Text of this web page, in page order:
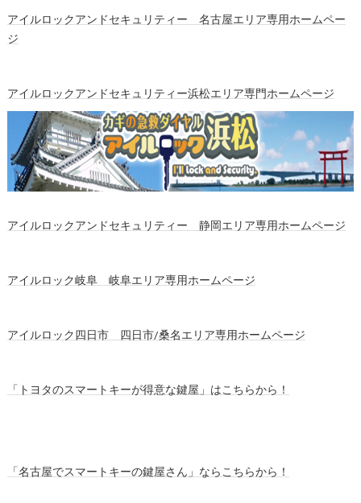
アイルロックアンドセキュリティー 名古屋エリア専用ホームペー
ジ
アイルロックアンドセキュリティー浜松エリア専門ホームページ
アイルロックアンドセキュリティー 静岡エリア専用ホームページ
アイルロック岐阜 岐阜エリア専用ホームページ
アイルロック四日市 四日市/桑名エリア専用ホームページ
「トヨタのスマートキーが得意な鍵屋」はこちらから！
「名古屋でスマートキーの鍵屋さん」ならこちらから！